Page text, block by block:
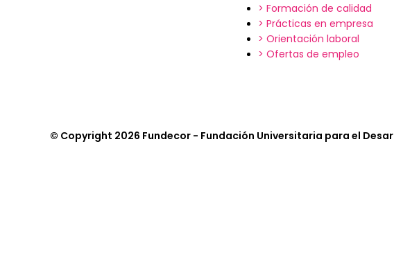
> Formación de calidad
> Prácticas en empresa
> Orientación laboral
> Ofertas de empleo
© Copyright 2026 Fundecor - Fundación Universitaria para el